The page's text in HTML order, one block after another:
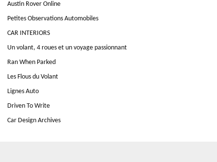
Austin Rover Online
Petites Observations Automobiles
CAR INTERIORS
Un volant, 4 roues et un voyage passionnant
Ran When Parked
Les Flous du Volant
Lignes Auto
Driven To Write
Car Design Archives